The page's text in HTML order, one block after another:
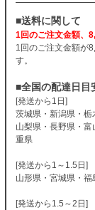
■送料に関して
1回のご注文金額、
1回のご注文金額が
す。
■全国の配達日目
[発送から1日]
茨城県・新潟県・栃
山梨県・長野県・
重県
[発送から1～1.5日]
山形県・宮城県・福
[発送から1.5～2日]